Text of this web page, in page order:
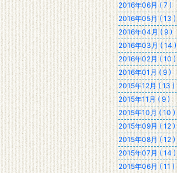
2016年06月 ( 7 )
2016年05月 ( 13 )
2016年04月 ( 9 )
2016年03月 ( 14 )
2016年02月 ( 10 )
2016年01月 ( 9 )
2015年12月 ( 13 )
2015年11月 ( 9 )
2015年10月 ( 10 )
2015年09月 ( 12 )
2015年08月 ( 12 )
2015年07月 ( 14 )
2015年06月 ( 11 )